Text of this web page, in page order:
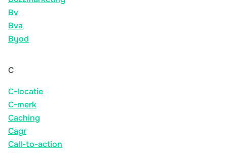
Bv
Bva
Byod
C
C-locatie
C-merk
Caching
Cagr
Call-to-action